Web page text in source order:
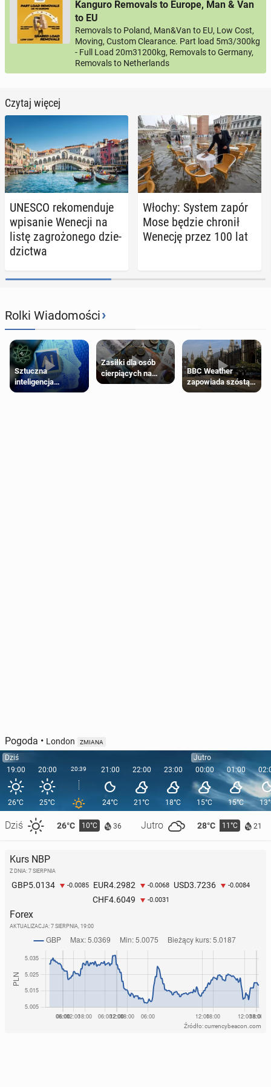
Kanguro Removals to Europe, Man & Van
to EU
Removals to Poland, Man&Van to EU, Low Cost,
Moving, Custom Clearance. Part load 5m3/300kg
- Full Load 20m31200kg, Removals to Germany,
Removals to Netherlands
Czytaj więcej
UNESCO re­ko­men­du­je
wpi­sa­nie Wenecji na
listę za­gro­żo­ne­go dzie­
dzic­twa
Włochy: System zapór
Mose będzie chronił
Wenecję przez 100 lat
Rolki Wiadomości›
Sztuczna
inteligencja
próbowała oszukać
Zasiłki dla osób
cierpiących na
schorzenia
BBC Weather
zapowiada szóstą
falę upałów w
Pogoda • London ZMIANA
Dziś
19:00
26°C
Dziś 26°C 10°C 36 Jutro 28°C 11°C 21
20:00
25°C
20:39 21:00
24°C
22:00
21°C
23:00
18°C
Jutro
00:00
15°C
01:00
15°C
Kurs NBP
Z DNIA: 7 SIERPNIA
GBP5.0134 -0.0085 EUR4.2982 -0.0068 USD3.7236 -0.0084
CHF4.6049 -0.0031
Forex
AKTUALIZACJA: 7 SIERPNIA, 19:00
Źródło: currencybeacon.com